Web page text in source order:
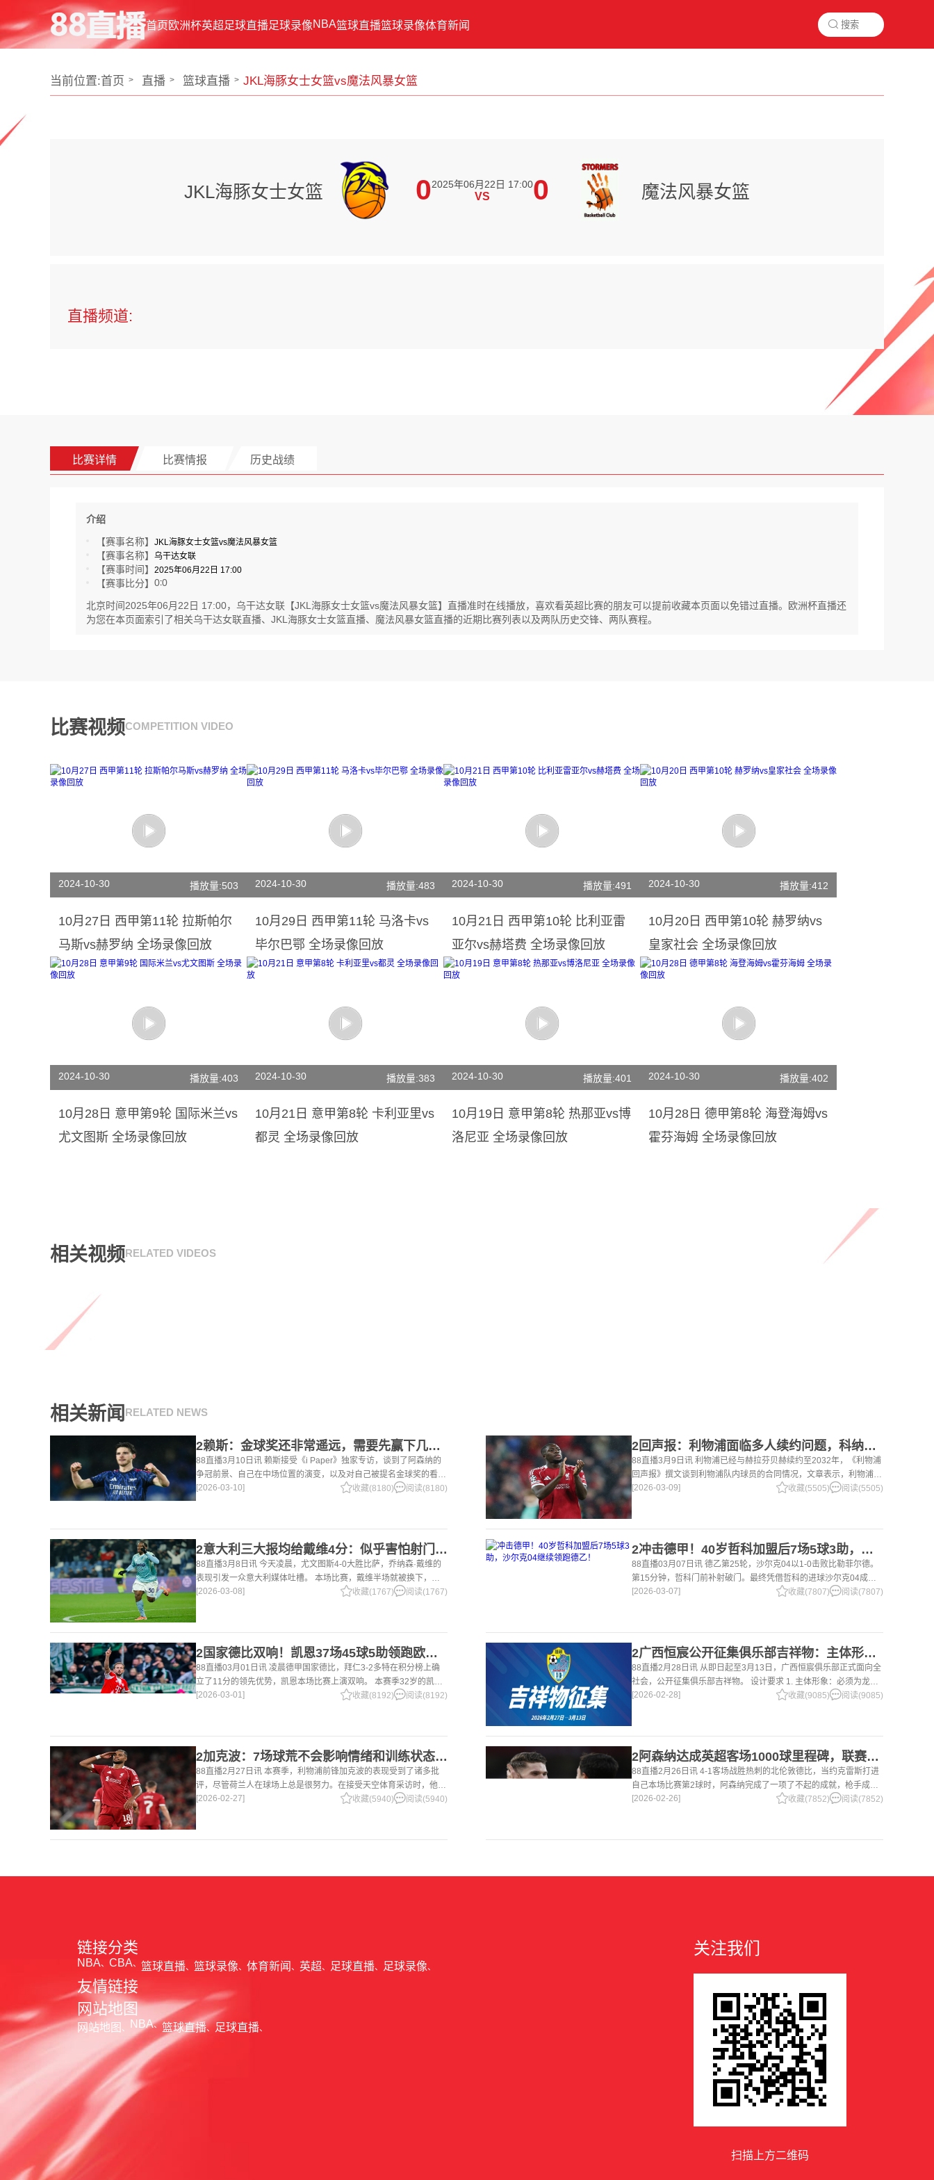
首页欧洲杯英超足球直播足球录像NBA篮球直播篮球录像体育新闻 
当前位置:首页 直播 篮球直播 JKL海豚女士女篮vs魔法风暴女篮
JKL海豚女士女篮 02025年06月22日 17:00
VS 0 魔法风暴女篮
直播频道:
比赛详情 比赛情报 历史战绩
介绍
【赛事名称】 JKL海豚女士女篮vs魔法风暴女篮
【赛事名称】 乌干达女联
【赛事时间】 2025年06月22日 17:00
【赛事比分】 0:0
北京时间2025年06月22日 17:00，乌干达女联【JKL海豚女士女篮vs魔法风暴女篮】直播准时在线播放，喜欢看英超比赛的朋友可以提前收藏本页面以免错过直播。欧洲杯直播还
为您在本页面索引了相关乌干达女联直播、JKL海豚女士女篮直播、魔法风暴女篮直播的近期比赛列表以及两队历史交锋、两队赛程。
比赛视频COMPETITION VIDEO
2024-10-30 播放量:503
10月27日 西甲第11轮 拉斯帕尔
马斯vs赫罗纳 全场录像回放
2024-10-30 播放量:483
10月29日 西甲第11轮 马洛卡vs
毕尔巴鄂 全场录像回放
2024-10-30 播放量:491
10月21日 西甲第10轮 比利亚雷
亚尔vs赫塔费 全场录像回放
2024-10-30 播放量:412
10月20日 西甲第10轮 赫罗纳vs
皇家社会 全场录像回放
2024-10-30 播放量:403
10月28日 意甲第9轮 国际米兰vs
尤文图斯 全场录像回放
2024-10-30 播放量:383
10月21日 意甲第8轮 卡利亚里vs
都灵 全场录像回放
2024-10-30 播放量:401
10月19日 意甲第8轮 热那亚vs博
洛尼亚 全场录像回放
2024-10-30 播放量:402
10月28日 德甲第8轮 海登海姆vs
霍芬海姆 全场录像回放
相关视频RELATED VIDEOS
相关新闻 RELATED NEWS
2赖斯：金球奖还非常遥远，需要先赢下几个奖杯，专注当下好好踢球
88直播3月10日讯 赖斯接受《i Paper》独家专访，谈到了阿森纳的
争冠前景、自己在中场位置的演变，以及对自己被提名金球奖的看
法。 任意球 赖斯：“我们有一项非常擅长的技能——这背后付出了巨
[2026-03-10] 收藏(8180) 阅读(8180)
2回声报：利物浦面临多人续约问题，科纳特、罗伯逊合同今夏到期
88直播3月9日讯 利物浦已经与赫拉芬贝赫续约至2032年，《利物浦
回声报》撰文谈到利物浦队内球员的合同情况，文章表示，利物浦多
位球员面临合同问题。 对于利物浦来说，科纳特的合同将在本赛季
[2026-03-09] 收藏(5505) 阅读(5505)
2意大利三大报均给戴维4分：似乎害怕射门，每次触球球迷都叹息
88直播3月8日讯 今天凌晨，尤文图斯4-0大胜比萨，乔纳森·戴维的
表现引发一众意大利媒体吐槽。 本场比赛，戴维半场就被换下，赛
后，《米兰体育报》、《罗马体育报》和《都灵体育报》三大报都给
[2026-03-08] 收藏(1767) 阅读(1767)
2冲击德甲！40岁哲科加盟后7场5球3助，沙尔克04继续领跑德乙！
88直播03月07日讯 德乙第25轮，沙尔克04以1-0击败比勒菲尔德。
第15分钟，哲科门前补射破门。最终凭借哲科的进球沙尔克04成功
拿到3分，继续领跑德乙。 哲科还有10天将迎来自己40岁生日，在
[2026-03-07] 收藏(7807) 阅读(7807)
2国家德比双响！凯恩37场45球5助领跑欧洲金靴，32岁保持赛季全勤
88直播03月01日讯 凌晨德甲国家德比，拜仁3-2多特在积分榜上确
立了11分的领先优势，凯恩本场比赛上演双响。 本赛季32岁的凯恩
仍然保持着超高的效率，在到目前为止保持全勤，出战37场比赛，狂
[2026-03-01] 收藏(8192) 阅读(8192)
2广西恒宸公开征集俱乐部吉祥物：主体形象必须为龙
88直播2月28日讯 从即日起至3月13日，广西恒宸俱乐部正式面向全
社会，公开征集俱乐部吉祥物。 设计要求 1. 主体形象：必须为龙。
龙，是中华民族的精神图腾，象征着力量、进取与好运。在广西，这
[2026-02-28] 收藏(9085) 阅读(9085)
2加克波：7场球荒不会影响情绪和训练状态 利物浦如今已不容有失
88直播2月27日讯 本赛季，利物浦前锋加克波的表现受到了诸多批
评，尽管荷兰人在球场上总是很努力。在接受天空体育采访时，他谈
论了诸多话题。 关于球队对赛季目前情况的看法 这是一个很好的问
[2026-02-27] 收藏(5940) 阅读(5940)
2阿森纳达成英超客场1000球里程碑，联赛历史仅次于曼联的1063球
88直播2月26日讯 4-1客场战胜热刺的北伦敦德比，当约克雷斯打进
自己本场比赛第2球时，阿森纳完成了一项了不起的成就，枪手成为
英超历史第2支在客场打进1000球的球队，仅次于曼联的1063球。
[2026-02-26] 收藏(7852) 阅读(7852)
链接分类
NBA CBA 篮球直播 篮球录像 体育新闻 英超 足球直播 足球录像
友情链接
网站地图
网站地图 NBA 篮球直播 足球直播
关注我们
扫描上方二维码